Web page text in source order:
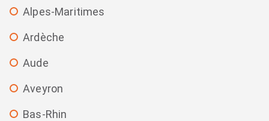
Alpes-Maritimes
Ardèche
Aude
Aveyron
Bas-Rhin